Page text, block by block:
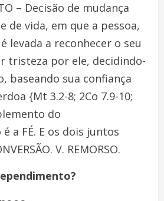
– Decisão de mudança
de vida, em que a pessoa,
levada a reconhecer o seu
tristeza por ele, decidindo-
baseando sua confiança
{Mt 3.2-8; 2Co 7.9-10;
do
a FÉ. E os dois juntos
V. REMORSO.